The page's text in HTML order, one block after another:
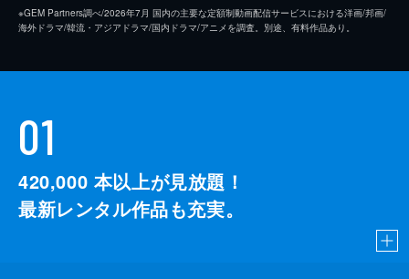
※GEM Partners調べ/2026年7⽉ 国内の主要な定額制動画配信サービスにおける洋画/邦画/
海外ドラマ/韓流・アジアドラマ/国内ドラマ/アニメを調査。別途、有料作品あり。
01
420,000 本以上が見放題！
最新レンタル作品も充実。